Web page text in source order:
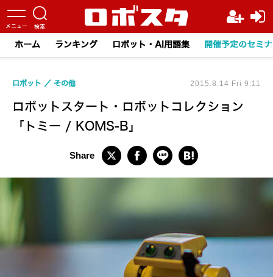
ホーム ランキング ロボット・AI用語集 開催予定のセミ
ロボットスタート・ロボットコレクション
「トミー / KOMS-B」
ロボット その他 2015.8.14 Fri 9:11